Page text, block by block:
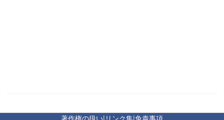
著作権の扱い| リンク集|免責事項